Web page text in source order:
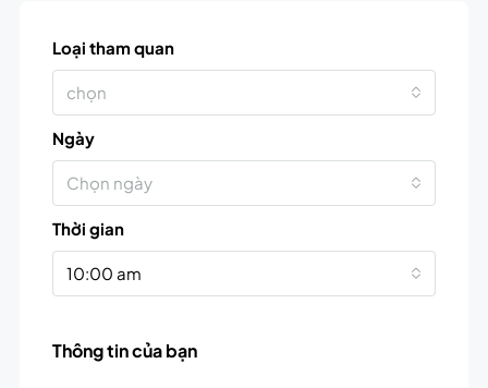
Loại tham quan
chọn
Ngày
Chọn ngày
Thời gian
10:00 am
Thông tin của bạn